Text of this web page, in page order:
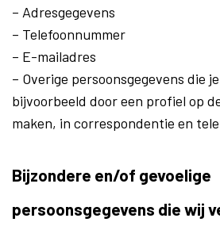
– Adresgegevens
– Telefoonnummer
– E-mailadres
– Overige persoonsgegevens die
bijvoorbeeld door een profiel op
maken, in correspondentie en
Bijzondere en/of gevoelige
persoonsgegevens die wij